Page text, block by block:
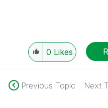
0 Likes
Previous Topic Next